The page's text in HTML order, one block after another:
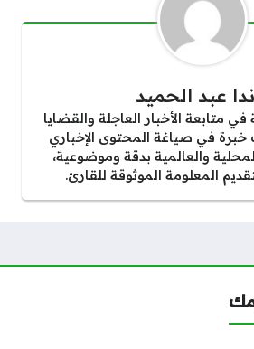
عبد الحميد
الأخبار العاجلة والقضايا
خبرة في صياغة المحتوى الإخباري
والعالمية بدقة وموضوعية،
المعلومة الموثوقة للقارئ.